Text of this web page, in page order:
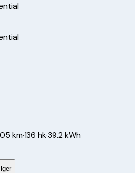
km·136 hk·39.2 kWh